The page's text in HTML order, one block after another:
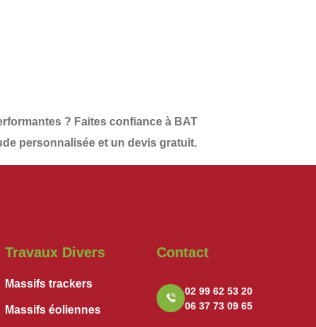
? Faites confiance à BAT
personnalisée et un devis gratuit.
Travaux Divers
Massifs trackers
Massifs éoliennes
Contact
02 99 62 53 20
06 37 73 09 65